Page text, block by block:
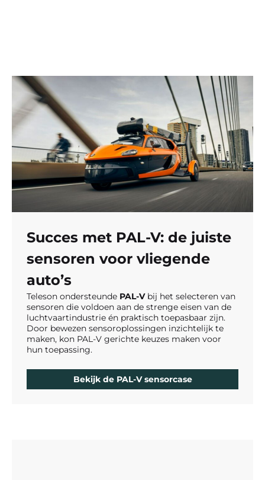
Succes met PAL-V: de juiste
sensoren voor vliegende
auto’s
Teleson ondersteunde PAL-Vbij het selecteren van
sensoren die voldoen aan de strenge eisen van de
luchtvaartindustrie én praktisch toepasbaar zijn.
Door bewezen sensoroplossingen inzichtelijk te
maken, kon PAL-V gerichte keuzes maken voor
hun toepassing.
Bekijk de PAL-V sensorcase